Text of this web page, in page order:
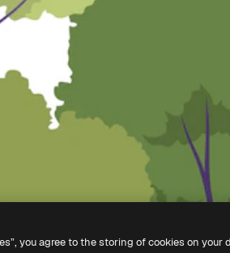
you agree to the storing of cookies on your